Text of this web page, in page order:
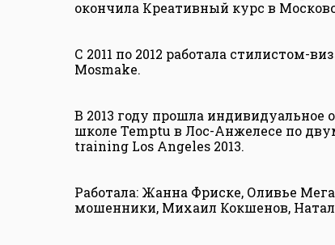
окончила Креативный курс в
С 2011 по 2012 работала стилистом-
Mosmake.
В 2013 году прошла индивидуальное
школе Temptu в Лос-Анжелесе по
training Los Angeles 2013.
Работала: Жанна Фриске, Оливье
мошенники, Михаил Кокшенов,